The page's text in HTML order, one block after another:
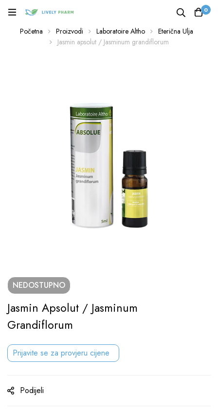
0
Početna Proizvodi Laboratoire Altho
Eterična Ulja
Jasmin apsolut / Jasminum grandiflorum
NEDOSTUPNO
Jasmin Apsolut / Jasminum
Grandiflorum
Prijavite se za provjeru cijene
Podijeli